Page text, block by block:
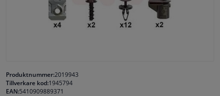
Fönster & Tillbehör
Bilvård & Tillbehör
Produktnummer:2019943
Tillverkare kod:1945794
EAN:5410909889371